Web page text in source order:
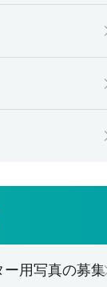
ー用写真の募集